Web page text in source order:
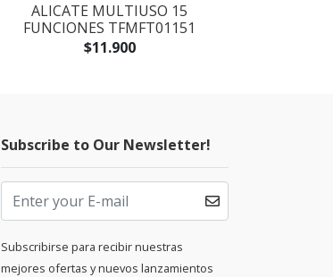
ALICATE MULTIUSO 15
FUNCIONES TFMFT01151
$11.900
Subscribe to Our Newsletter!
Subscribirse para recibir nuestras
mejores ofertas y nuevos lanzamientos